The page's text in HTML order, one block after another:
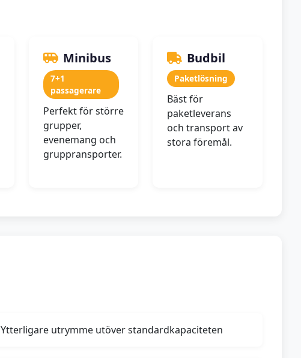
Minibus
7+1
passagerare
Perfekt för större
grupper,
evenemang och
gruppransporter.
Budbil
Paketlösning
Bäst för
paketleverans
och transport av
stora föremål.
Ytterligare utrymme utöver standardkapaciteten